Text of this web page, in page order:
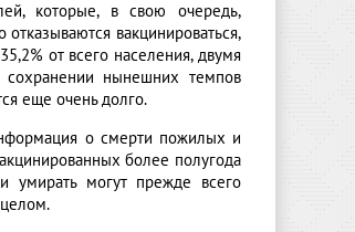
которые, в свою очередь,
вакцинироваться,
от всего населения, двумя
нынешних темпов
еще очень долго.
о смерти пожилых и
более полугода
умирать могут прежде всего